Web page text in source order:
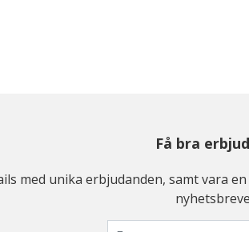
Få bra
med unika erbjudanden, samt vara